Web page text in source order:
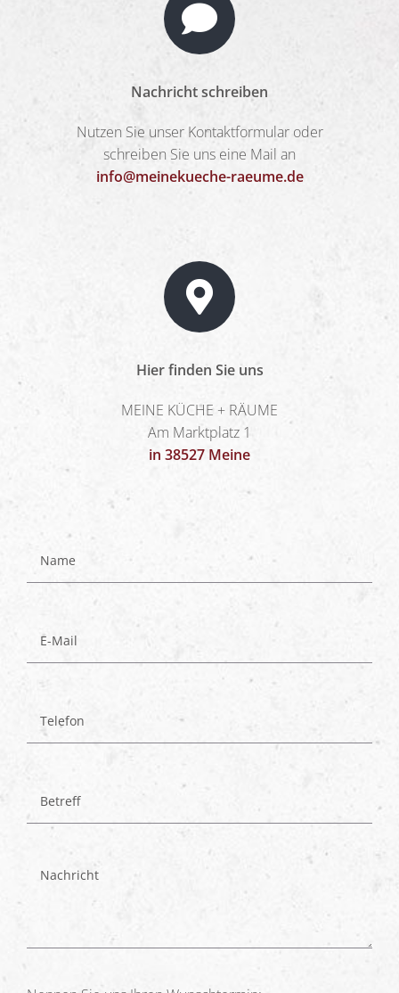
Nachricht schreiben
Nutzen Sie unser Kontaktformular oder
schreiben Sie uns eine Mail an
info@meinekueche-raeume.de
Hier finden Sie uns
MEINE KÜCHE + RÄUME
Am Marktplatz 1
in 38527 Meine